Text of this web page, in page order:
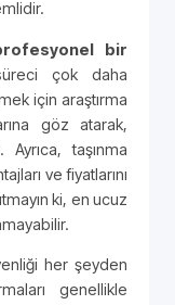
bir
çok daha
için araştırma
göz atarak,
taşınma
ve fiyatlarını
ki, en ucuz
her şeyden
genellikle